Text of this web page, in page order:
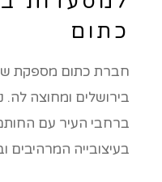
כתום
חברת כתום מספקת
בירושלים ומחוצה לה.
ברחבי העיר עם
בעיצובייה המרהיבים